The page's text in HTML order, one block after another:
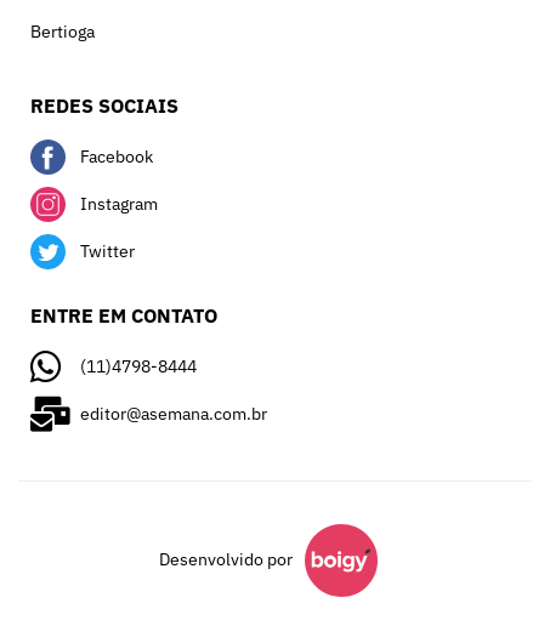
Bertioga
REDES SOCIAIS
Facebook
Instagram
Twitter
ENTRE EM CONTATO
(11)4798-8444
editor@asemana.com.br
Desenvolvido por